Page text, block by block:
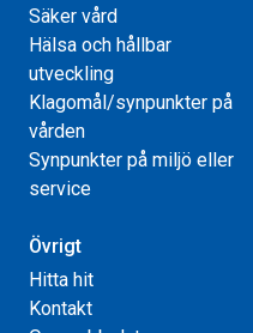
Säker vård
Hälsa och hållbar
utveckling
Klagomål/synpunkter på
vården
Synpunkter på miljö eller
service
Övrigt
Hitta hit
Kontakt